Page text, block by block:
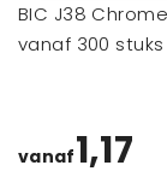
BIC J38
vanaf 300 stuks
vanaf1,17